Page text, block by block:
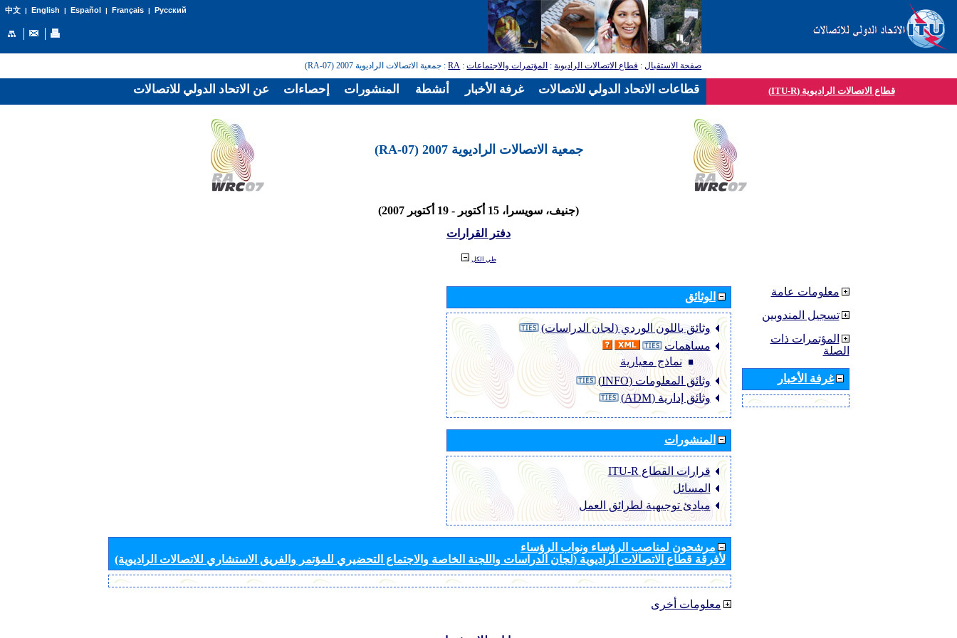
中文| English | Español | Français| Русский
صفحة الاستقبال: قطاع الاتصالات الراديوية: المؤتمرات والاجتماعات:
RA: جمعية الاتصالات الراديوية 2007 (RA-07)
قطاع الاتصالات الراديوية (ITU-R)
جمعية الاتصالات الراديوية 2007 (RA-07)
(جنيف، سويسرا، 15 أكتوبر - 19 أكتوبر 2007)
دفتر القرارات
طي الكل
الوثائق
وثائق باللون الوردي (لجان الدراسات)
مساهمات
نماذج معيارية
وثائق المعلومات (INFO)
وثائق إدارية (ADM)
المنشورات
قرارات القطاع ‏ITU-R
المسائل
مبادئ توجيهية لطرائق العمل
مرشحون لمناصب الرؤساء ونواب الرؤساء
لأفرقة قطاع الاتصالات الراديوية (لجان الدراسات واللجنة الخاصة والاجتماع التحضيري للمؤتمر والفريق الاستشاري للاتصالات الراديوية)
معلومات أخرى
معلومات عامة
تسجيل المندوبين
المؤتمرات ذات
الصلة
غرفة الأخبار
عن الاتحاد الدولي للاتصالات إحصاءات المنشورات أنشطة غرفة الأخبار قطاعات الاتحاد الدولي للاتصالات